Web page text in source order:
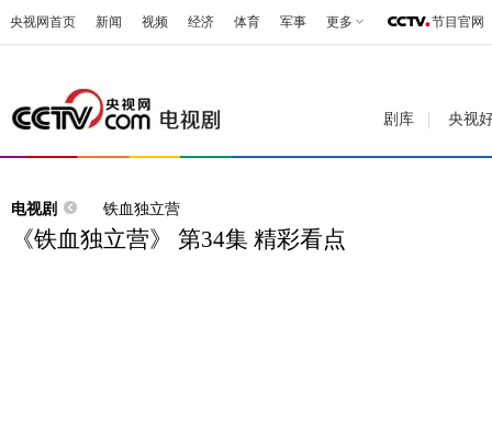
央视网首页 新闻 视频 经济 体育 军事 更多 节目官网
剧库 央视
电视剧 铁血独立营
《铁血独立营》 第34集 精彩看点